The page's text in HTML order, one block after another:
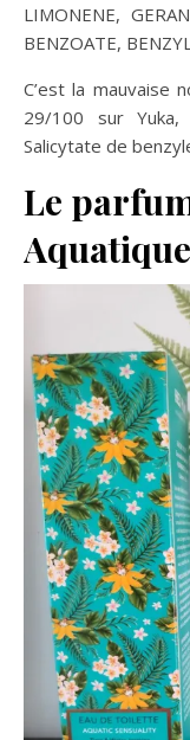
LIMONENE,
BENZOATE,
C’est la mauvaise
29/100 sur Yuka,
Salicytate de
Le
Aquatique